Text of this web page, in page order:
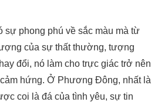
sự phong phú về sắc màu mà từ
của sự thất thường, tượng
đổi, nó làm cho trực giác trở nên
hứng. Ở Phương Đông, nhất là
coi là đá của tình yêu, sự tin